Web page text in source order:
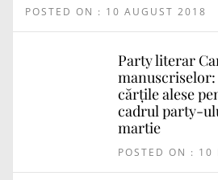
POSTED ON : 10 AUGUST 2018
Party literar
cărțile alese
cadrul party-
martie
POSTED ON : 10